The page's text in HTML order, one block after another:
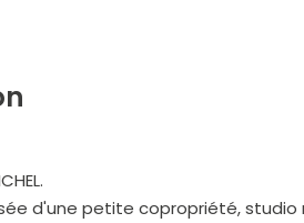
d'une petite copropriété,